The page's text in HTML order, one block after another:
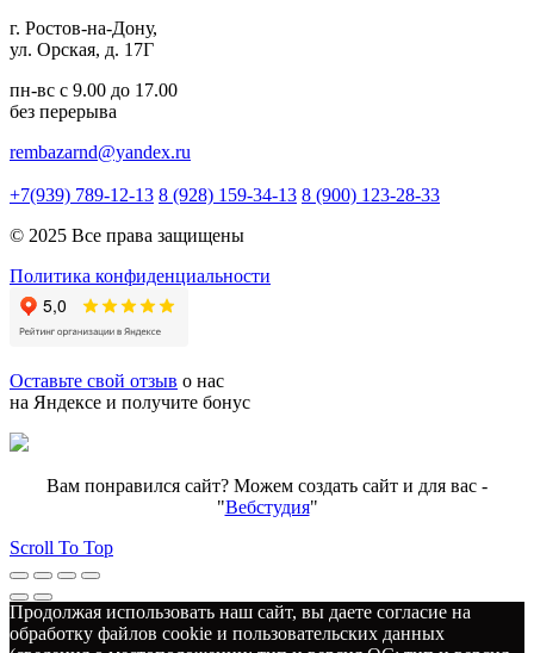
г. Ростов-на-Дону,
ул. Орская, д. 17Г
пн-вс с 9.00 до 17.00
без перерыва
rembazarnd@yandex.ru
+7(939) 789-12-13 8 (928) 159-34-13 8 (900) 123-28-33
© 2025 Все права защищены
Политика конфиденциальности
Оставьте свой отзыв о нас
на Яндексе и получите бонус
Вам понравился сайт? Можем создать сайт и для вас -
"Вебстудия"
Scroll To Top
Продолжая использовать наш сайт, вы даете согласие на
обработку файлов cookie и пользовательских данных